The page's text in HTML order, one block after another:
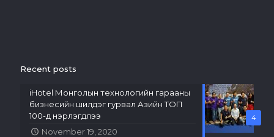
Recent posts
4
iHotel Монголын технологийн гарааны
бизнесийн шилдэг гурвал Азийн ТОП
100-д нэрлэгдлээ
November 19, 2020